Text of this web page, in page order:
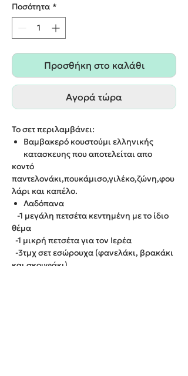
Ποσότητα *
Προσθήκη στο καλάθι
Αγορά τώρα
Το σετ περιλαμβάνει:
Βαμβακερό κουστούμι ελληνικής
κατασκευης που αποτελείται απο
κοντό
παντελονάκι,πουκάμισο,γιλέκο,ζώνη,φου
λάρι και καπέλο.
Λαδόπανα
-1 μεγάλη πετσέτα κεντημένη με το ίδιο
θέμα
-1 μικρή πετσέτα για τον Ιερέα
-3τμχ σετ εσώρουχα (φανελάκι, βρακάκι
και σκουφάκι)